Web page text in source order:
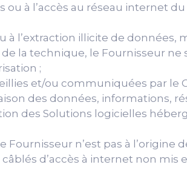
à l’accès au réseau internet
l’extraction illicite de données,
la technique, le Fournisseur ne
;
et/ou communiquées par le
des données, informations,
des Solutions logicielles
n’est pas à l’origine
d’accès à internet non mis